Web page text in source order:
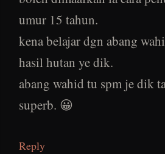
umur 15 tahun.
kena belajar dgn abang
hasil hutan ye dik.
abang wahid tu spm je dik
superb. 😀
Reply